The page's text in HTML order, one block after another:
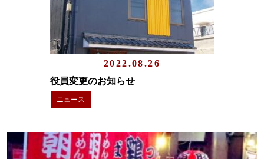
2022.08.26
役員変更のお知らせ
ニュース